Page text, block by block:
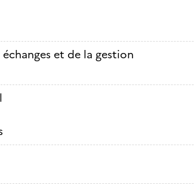
et de la gestion